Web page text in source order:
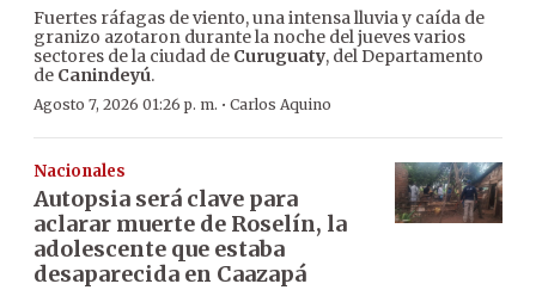
Fuertes ráfagas de viento, una intensa lluvia y caída de
granizo azotaron durante la noche del jueves varios
sectores de la ciudad de Curuguaty, del Departamento
de Canindeyú.
Agosto 7, 2026 01:26 p. m. · Carlos Aquino
Nacionales
Autopsia será clave para
aclarar muerte de Roselín, la
adolescente que estaba
desaparecida en Caazapá